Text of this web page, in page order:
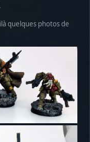
quelques photos de